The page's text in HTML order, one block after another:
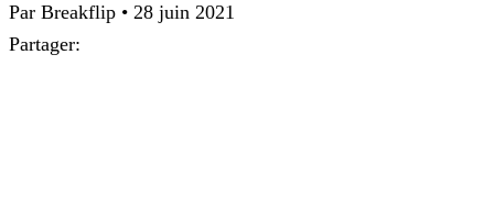
Par Breakflip • 28 juin 2021
Partager: